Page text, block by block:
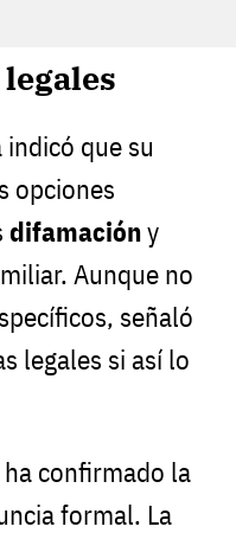
indicó que su
opciones
difamacióny
Aunque no
señaló
legales si así lo
confirmado la
formal. La